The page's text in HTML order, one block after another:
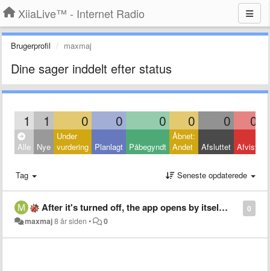
XiiaLive™ - Internet Radio
Brugerprofil maxmaj
Dine sager inddelt efter status
1 1 0 0 0 0 0 0
Alle Nye
Under
vurdering Planlagt Påbegyndt
Åbnet:
Andet
Afsluttet Afvist
Tag Seneste opdaterede
0
After it's turned off, the app opens by itself to spy on the background on your credit card or bank apps passwords!!
maxmaj8 år siden • 0